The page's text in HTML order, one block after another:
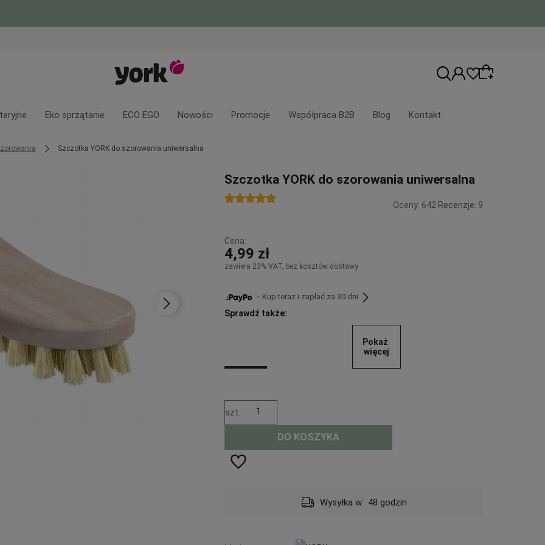
oferty lub zaloguj się, aby przywrócić
Eko sprzątanie ECO EGO Nowości Promocje Współpraca B2B Blog Kontakt
Szczotka YORK do szorowania uniwersalna
Szczotka YORK do szorowania uniwersalna
Oceny: 642 Recenzje: 9
Cena:
4,99 zł
zawiera 23% VAT, bez kosztów dostawy
・Kup teraz i zapłać za 30 dni
Sprawdź także:
Pokaż
więcej
szt.
DO KOSZYKA
Dostawa: